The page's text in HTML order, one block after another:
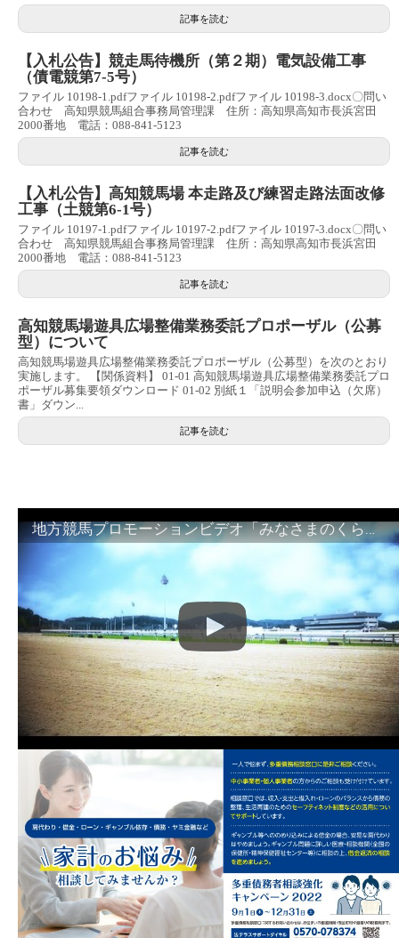
記事を読む
【入札公告】競走馬待機所（第２期）電気設備工事
（債電競第7-5号）
ファイル 10198-1.pdfファイル 10198-2.pdfファイル 10198-3.docx〇問い
合わせ 高知県競馬組合事務局管理課 住所：高知県高知市長浜宮田
2000番地 電話：088-841-5123
記事を読む
【入札公告】高知競馬場 本走路及び練習走路法面改修
工事（土競第6-1号）
ファイル 10197-1.pdfファイル 10197-2.pdfファイル 10197-3.docx〇問い
合わせ 高知県競馬組合事務局管理課 住所：高知県高知市長浜宮田
2000番地 電話：088-841-5123
記事を読む
高知競馬場遊具広場整備業務委託プロポーザル（公募
型）について
高知競馬場遊具広場整備業務委託プロポーザル（公募型）を次のとおり
実施します。 【関係資料】 01-01 高知競馬場遊具広場整備業務委託プロ
ポーザル募集要領ダウンロード 01-02 別紙１「説明会参加申込（欠席）
書」ダウン...
記事を読む
地方競馬プロモーションビデオ「みなさまのくらしのために」30秒篇｜NAR公式